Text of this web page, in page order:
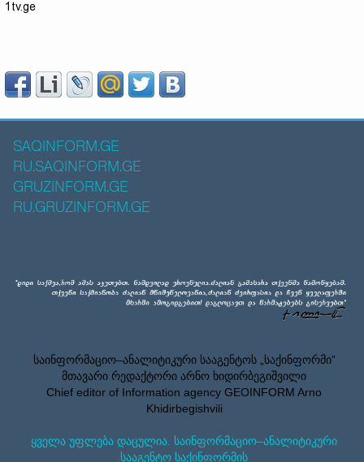
1tv.ge
SAQINFORM.GE
RU.SAQINFORM.GE
GRUZINFORM.GE
RU.GRUZINFORM.GE
საინფორმაციო–ანალიტიკური სააგენტოს „საქინფორმი”
მთავარი რედაქტორი არნო ხიდირბეგიშვილი
Chief editor of Information agency GEOINFORM Arno
Khidirbegishvili
ყველა უფლება დაცულია. საინფორმაციო–ანალიტიკური
სააგენტო საქინფორმის